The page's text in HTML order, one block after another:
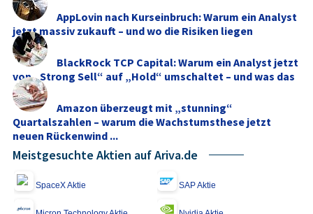
AppLovin nach Kurseinbruch: Warum ein Analyst
jetzt massiv zukauft – und wo die Risiken liegen
BlackRock TCP Capital: Warum ein Analyst jetzt
von „Strong Sell“ auf „Hold“ umschaltet – und was das
...
Amazon überzeugt mit „stunning“
Quartalszahlen – warum die Wachstumsthese jetzt
neuen Rückenwind ...
Meistgesuchte Aktien auf Ariva.de
SpaceX Aktie SAP Aktie